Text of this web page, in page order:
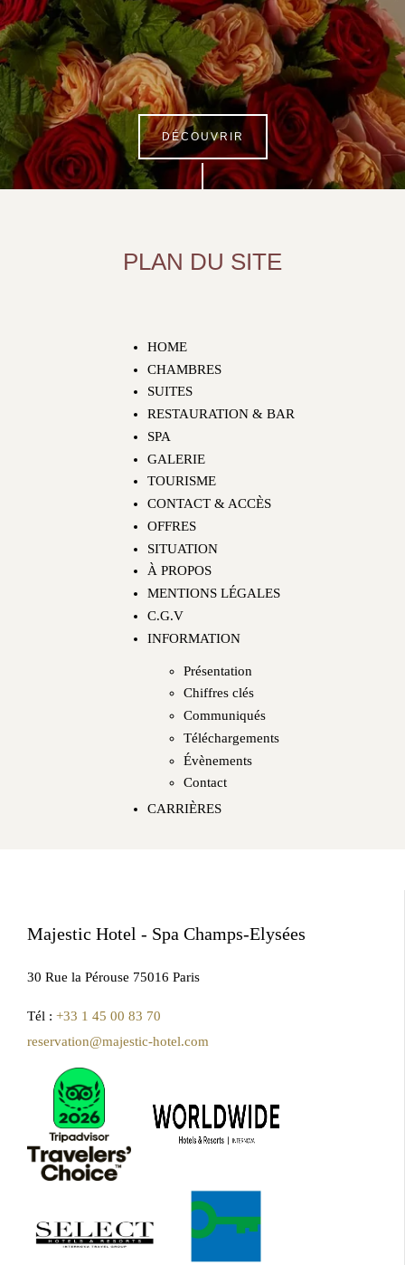
DÉCOUVRIR
PLAN DU SITE
HOME
CHAMBRES
SUITES
RESTAURATION & BAR
SPA
GALERIE
TOURISME
CONTACT & ACCÈS
OFFRES
SITUATION
À PROPOS
MENTIONS LÉGALES
C.G.V
INFORMATION
Présentation
Chiffres clés
Communiqués
Téléchargements
Évènements
Contact
CARRIÈRES
Majestic Hotel - Spa Champs-Elysées
30 Rue la Pérouse 75016 Paris
Tél : +33 1 45 00 83 70
reservation@majestic-hotel.com